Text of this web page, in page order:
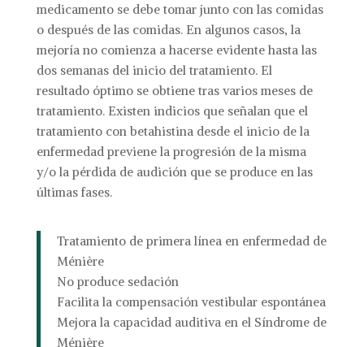
medicamento se debe tomar junto con las comidas
o después de las comidas. En algunos casos, la
mejoría no comienza a hacerse evidente hasta las
dos semanas del inicio del tratamiento. El
resultado óptimo se obtiene tras varios meses de
tratamiento. Existen indicios que señalan que el
tratamiento con betahistina desde el inicio de la
enfermedad previene la progresión de la misma
y/o la pérdida de audición que se produce en las
últimas fases.
Tratamiento de primera línea en enfermedad de
Ménière
No produce sedación
Facilita la compensación vestibular espontánea
Mejora la capacidad auditiva en el Síndrome de
Ménière